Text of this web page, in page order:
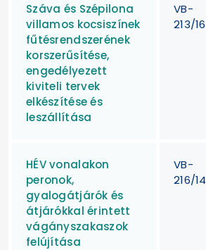
Száva és Szépilona
villamos kocsiszínek
fűtésrendszerének
korszerűsítése,
engedélyezett
kiviteli tervek
elkészítése és
leszállítása
VB-
213/16
HÉV vonalakon
peronok,
gyalogátjárók és
átjárókkal érintett
vágányszakaszok
felújítása
VB-
216/14